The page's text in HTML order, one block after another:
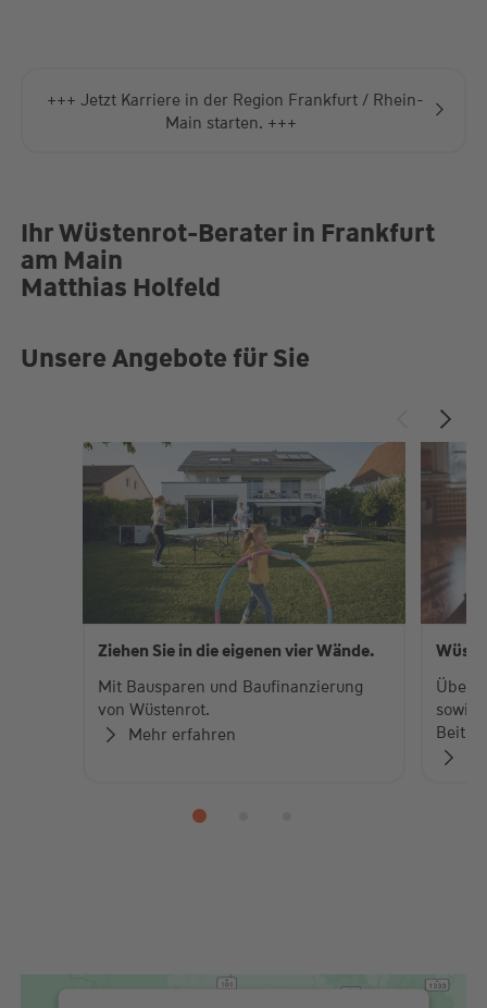
+++ Jetzt Karriere in der Region Frankfurt / Rhein-
Main starten. +++
Ihr Wüstenrot-Berater in Frankfurt
am Main
Matthias Holfeld
Unsere Angebote für Sie
Ziehen Sie in die eigenen vier Wände.
Mit Bausparen und Baufinanzierung
von Wüstenrot.
Mehr erfahren
Über
sowie